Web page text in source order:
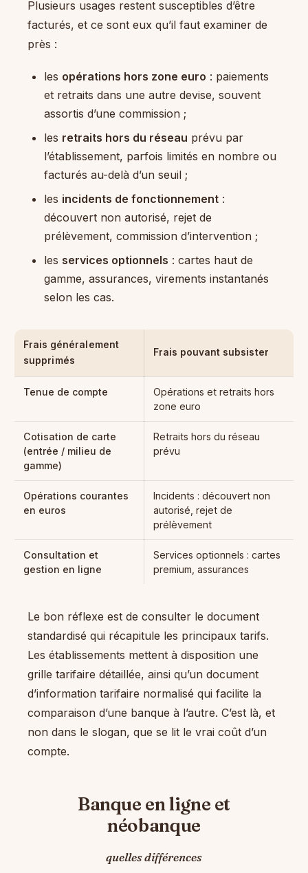
Plusieurs usages restent susceptibles d’être
facturés, et ce sont eux qu’il faut examiner de
près :
les opérations hors zone euro : paiements
et retraits dans une autre devise, souvent
assortis d’une commission ;
les retraits hors du réseau prévu par
l’établissement, parfois limités en nombre ou
facturés au-delà d’un seuil ;
les incidents de fonctionnement :
découvert non autorisé, rejet de
prélèvement, commission d’intervention ;
les services optionnels : cartes haut de
gamme, assurances, virements instantanés
selon les cas.
Frais généralement
supprimés
Frais pouvant subsister
Tenue de compte
Opérations et retraits hors
zone euro
Cotisation de carte
(entrée / milieu de
gamme)
Retraits hors du réseau
prévu
Opérations courantes
en euros
Incidents : découvert non
autorisé, rejet de
prélèvement
Consultation et
gestion en ligne
Services optionnels : cartes
premium, assurances
Le bon réflexe est de consulter le document
standardisé qui récapitule les principaux tarifs.
Les établissements mettent à disposition une
grille tarifaire détaillée, ainsi qu’un document
d’information tarifaire normalisé qui facilite la
comparaison d’une banque à l’autre. C’est là, et
non dans le slogan, que se lit le vrai coût d’un
compte.
Banque en ligne et
néobanque
quelles différences